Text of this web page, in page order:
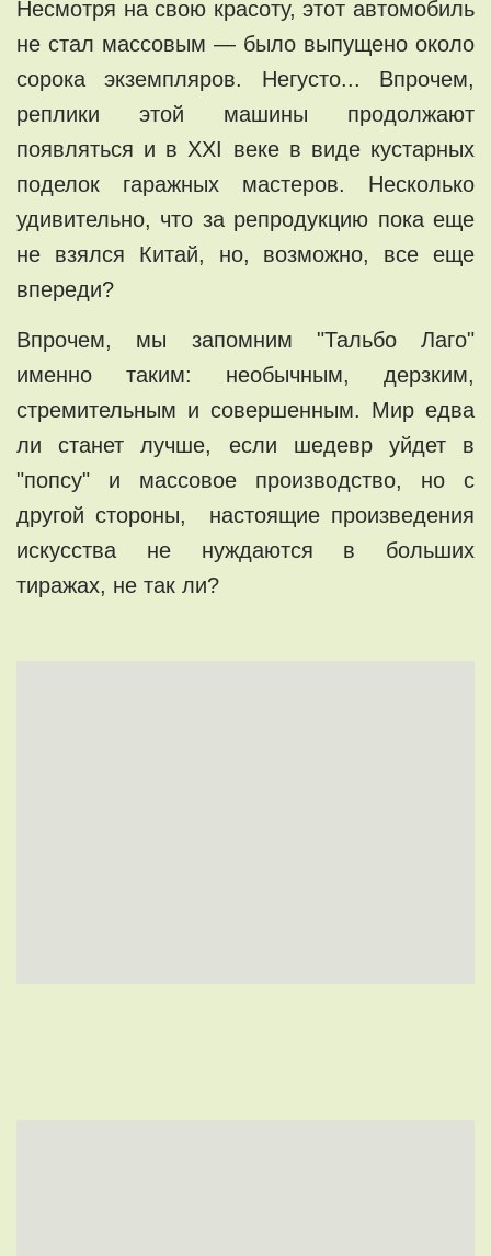
Несмотря на свою красоту, этот автомобиль
не стал массовым — было выпущено около
сорока экземпляров. Негусто... Впрочем,
реплики этой машины продолжают
появляться и в XXI веке в виде кустарных
поделок гаражных мастеров. Несколько
удивительно, что за репродукцию пока еще
не взялся Китай, но, возможно, все еще
впереди?
Впрочем, мы запомним "Тальбо Лаго"
именно таким: необычным, дерзким,
стремительным и совершенным. Мир едва
ли станет лучше, если шедевр уйдет в
"попсу" и массовое производство, но с
другой стороны, настоящие произведения
искусства не нуждаются в больших
тиражах, не так ли?